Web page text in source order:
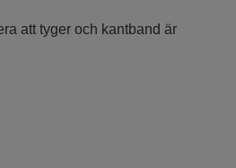
att tyger och kantband är